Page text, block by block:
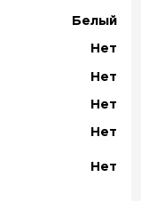
Белый
Нет
Нет
Нет
Нет
Нет